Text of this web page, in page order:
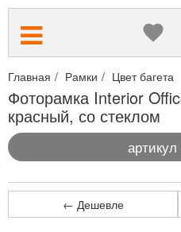
Главная Рамки Цвет багета
Фоторамка Interior
красный, со стеклом
← Дешевле